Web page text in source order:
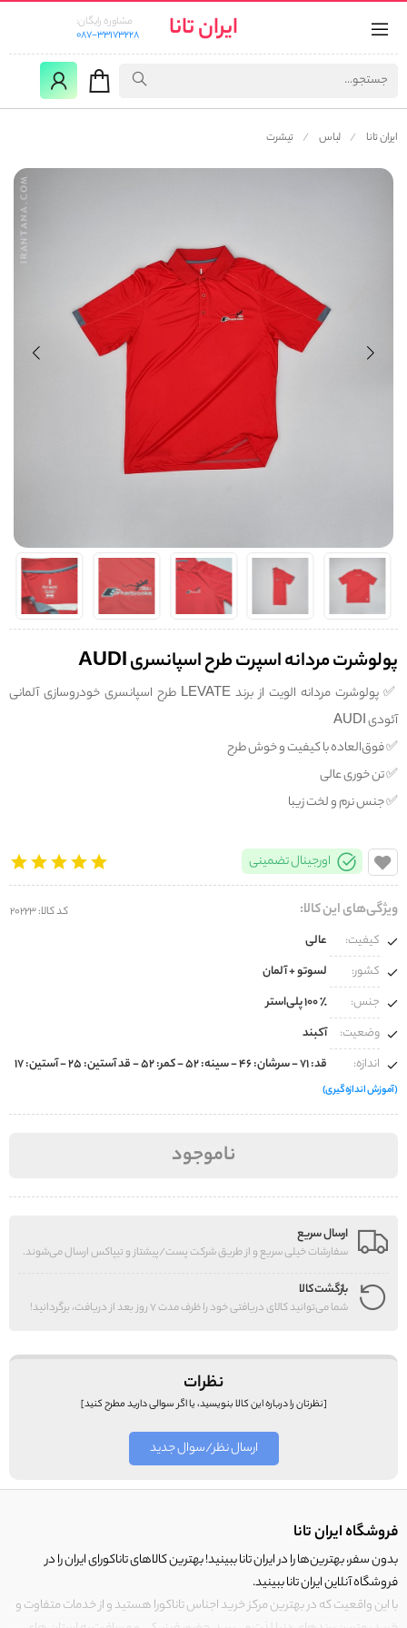
ایران تانا
مشاوره رایگان:
087-33173228
ایران تانا لباس تیشرت
پولوشرت مردانه اسپرت طرح اسپانسری AUDI
✅️ پولوشرت مردانه الویت از برند LEVATE طرح اسپانسری خودروسازی آلمانی
آئودی AUDI
✅️ فوق‌العاده با کیفیت و خوش طرح
✅️ تن خوری عالی
✅️ جنس نرم و لخت زیبا
اورجینال تضمینی
ویژگی‌های این کالا: کد کالا: 20223
کیفیت:
عالی
کشور:
لسوتو + آلمان
جنس:
وضعیت:
آکبند
اندازه:
قد: ۷۱ - سرشان: ۴۶ - سینه: ۵۲ - کمر: ۵۲ - قد آستین: ۲۵ - آستین: ۱۷
(آموزش اندازه‌گیری)
ناموجود
ارسال سریع
سفارشات خیلی سریع و از طریق شرکت پست/پیشتاز و تیپاکس ارسال می‌شوند.
بازگشت کالا
شما می‌توانید کالای دریافتی خود را ظرف مدت 7 روز بعد از دریافت، برگردانید!
نظرات
[نظرتان را درباره این کالا بنویسید، یا اگر سوالی دارید مطرح کنید]
ارسال نظر/سوال جدید
فروشگاه ایران تانا
بدون سفر، بهترین‌ها را در ایران تانا ببینید! بهترین کالاهای تاناکورای ایران را در
فروشگاه آنلاین ایران تانا ببینید.
با این واقعیت که در بهترین مرکز خرید اجناس تاناکورا هستید و از خدمات متفاوت و